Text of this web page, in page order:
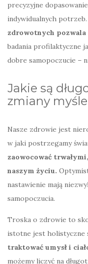
precyzyjne
indywidualnych potrzeb.
zdrowotnych pozwala
badania profilaktyczne
dobre samopoczucie –
Jakie są
zmiany
Nasze zdrowie jest
w jaki postrzegamy
zaowocować
naszym życiu.
nastawienie mają
samopoczucia.
Troska o zdrowie to
istotne jest holistyczne
traktować umysł i
możemy liczyć na